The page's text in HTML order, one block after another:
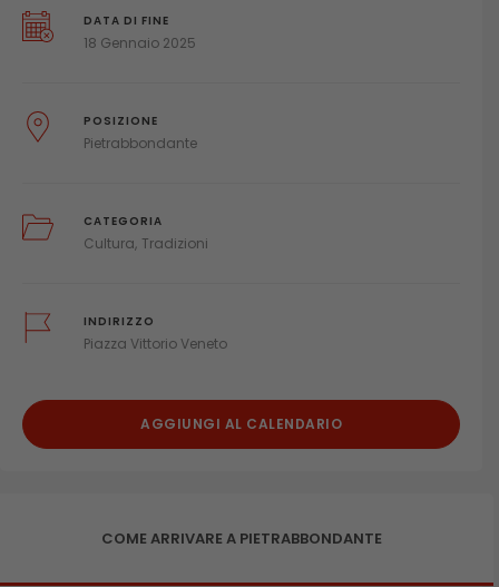
DATA DI FINE
18 Gennaio 2025
POSIZIONE
Pietrabbondante
CATEGORIA
Cultura Tradizioni
INDIRIZZO
Piazza Vittorio Veneto
AGGIUNGI AL CALENDARIO
COME ARRIVARE A PIETRABBONDANTE